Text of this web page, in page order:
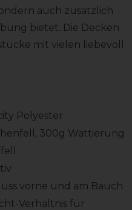
auch zusätzlich
bietet. Die Decken
mit vielen liebevoll
Polyester
300g Wattierung
vorne und am Bauch
Verhältnis für